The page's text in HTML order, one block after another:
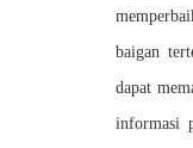
baigan
dapat
informasi